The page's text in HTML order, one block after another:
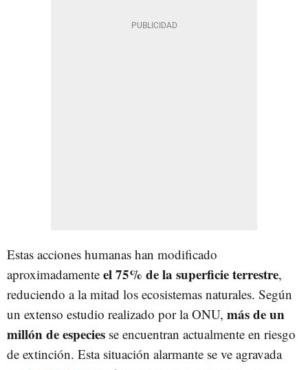
Estas acciones humanas han modificado
aproximadamente el 75% de la superficie terrestre,
reduciendo a la mitad los ecosistemas naturales. Según
un extenso estudio realizado por la ONU, más de un
millón de especies se encuentran actualmente en riesgo
de extinción. Esta situación alarmante se ve agravada